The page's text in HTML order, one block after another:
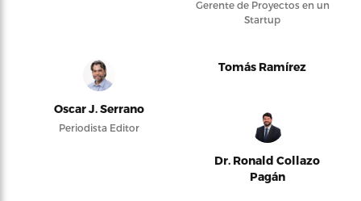
Gerente de Proyectos en un
Startup
Oscar J. Serrano
Periodista Editor
Tomás Ramírez
Dr. Ronald Collazo
Pagán